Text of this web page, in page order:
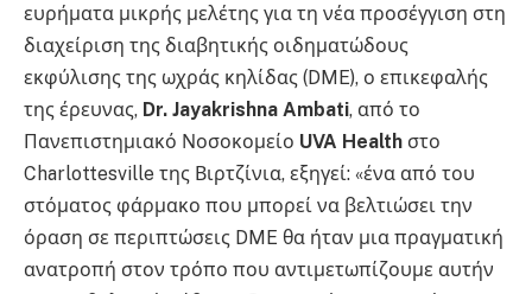
ευρήματα μικρής μελέτης για τη νέα προσέγγιση στη
διαχείριση της διαβητικής οιδηματώδους
εκφύλισης της ωχράς κηλίδας (DME), ο επικεφαλής
της έρευνας, Dr. Jayakrishna Ambati, από το
Πανεπιστημιακό Νοσοκομείο UVA Health στο
Charlottesville της Βιρτζίνια, εξηγεί: «ένα από του
στόματος φάρμακο που μπορεί να βελτιώσει την
όραση σε περιπτώσεις DME θα ήταν μια πραγματική
ανατροπή στον τρόπο που αντιμετωπίζουμε αυτήν